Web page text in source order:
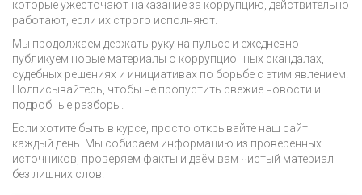
которые ужесточают наказание за коррупцию, действительно
работают, если их строго исполняют.
Мы продолжаем держать руку на пульсе и ежедневно
публикуем новые материалы о коррупционных скандалах,
судебных решениях и инициативах по борьбе с этим явлением.
Подписывайтесь, чтобы не пропустить свежие новости и
подробные разборы.
Если хотите быть в курсе, просто открывайте наш сайт
каждый день. Мы собираем информацию из проверенных
источников, проверяем факты и даём вам чистый материал
без лишних слов.